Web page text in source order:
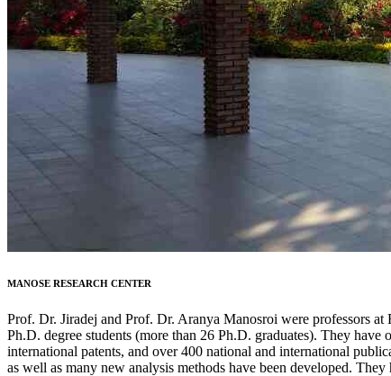
MANOSE RESEARCH CENTER
Prof. Dr. Jiradej and Prof. Dr. Aranya Manosroi were professors
Ph.D. degree students (more than 26 Ph.D. graduates). They
international patents, and over 400 national and international
as well as many new analysis methods have been developed.